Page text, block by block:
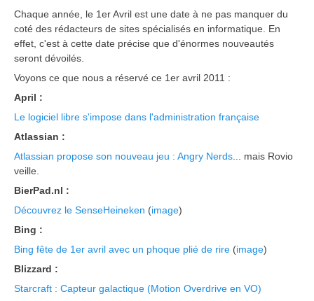
Chaque année, le 1er Avril est une date à ne pas manquer du
coté des rédacteurs de sites spécialisés en informatique. En
effet, c'est à cette date précise que d'énormes nouveautés
seront dévoilés.
Voyons ce que nous a réservé ce 1er avril 2011 :
April :
Le logiciel libre s'impose dans l'administration française
Atlassian :
Atlassian propose son nouveau jeu : Angry Nerds ... mais Rovio
veille.
BierPad.nl :
Découvrez le SenseHeineken (image)
Bing :
Bing fête de 1er avril avec un phoque plié de rire (image)
Blizzard :
Starcraft : Capteur galactique (Motion Overdrive en VO)